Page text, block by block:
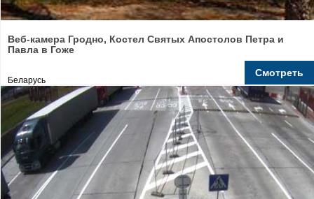
Веб-камера Гродно, Костел Святых Апостолов Петра и
Павла в Гоже
Беларусь
Смотреть